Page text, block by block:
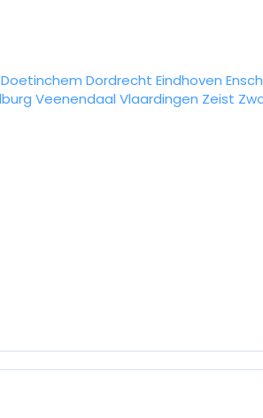
Doetinchem Dordrecht Eindhoven
Veenendaal Vlaardingen Zeist